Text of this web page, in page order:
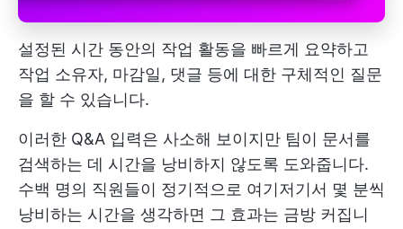
설정된 시간 동안의 작업 활동을 빠르게 요약하고
작업 소유자, 마감일, 댓글 등에 대한 구체적인 질문
을 할 수 있습니다.
이러한 Q&A 입력은 사소해 보이지만 팀이 문서를
검색하는 데 시간을 낭비하지 않도록 도와줍니다.
수백 명의 직원들이 정기적으로 여기저기서 몇 분씩
낭비하는 시간을 생각하면 그 효과는 금방 커집니